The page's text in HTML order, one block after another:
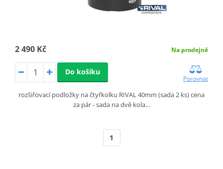
2 490 Kč Na prodejně
Do košíku
Porovnat
rozšiřovací podložky na čtyřkolku RIVAL 40mm (sada 2 ks) cena
za pár - sada na dvě kola…
1